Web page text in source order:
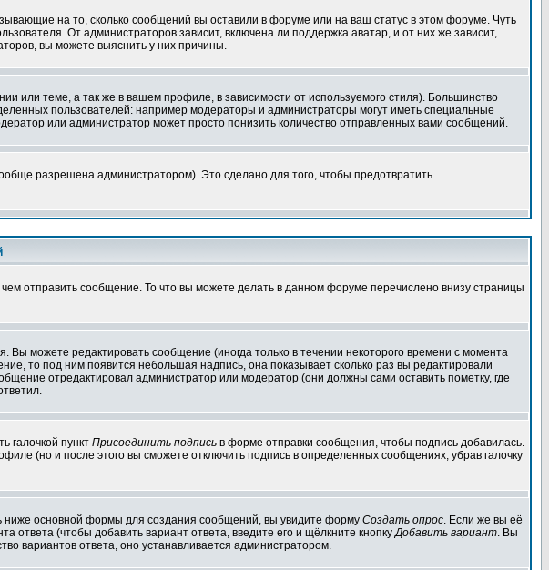
на то, сколько сообщений вы оставили в форуме или на ваш статус в этом форуме. Чуть
От администраторов зависит, включена ли поддержка аватар, и от них же зависит,
вы можете выяснить у них причины.
или теме, а так же в вашем профиле, в зависимости от используемого стиля). Большинство
пользователей: например модераторы и администраторы могут иметь специальные
или администратор может просто понизить количество отправленных вами сообщений.
разрешена администратором). Это сделано для того, чтобы предотвратить
отправить сообщение. То что вы можете делать в данном форуме перечислено внизу страницы
можете редактировать сообщение (иногда только в течении некоторого времени с момента
то под ним появится небольшая надпись, она показывает сколько раз вы редактировали
отредактировал администратор или модератор (они должны сами оставить пометку, где
галочкой пункт Присоединить подпись в форме отправки сообщения, чтобы подпись добавилась.
(но и после этого вы сможете отключить подпись в определенных сообщениях, убрав галочку
ниже основной формы для создания сообщений, вы увидите форму Создать опрос. Если же вы её
ответа (чтобы добавить вариант ответа, введите его и щёлкните кнопкуДобавить вариант. Вы
вариантов ответа, оно устанавливается администратором.